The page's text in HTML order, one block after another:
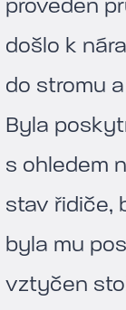
proveden
došlo k
do stromu
Byla
s ohledem
stav řidiče,
byla mu
vztyčen